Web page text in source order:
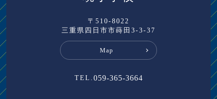
〒510-8022
三重県四日市市蒔田3-3-37
Map
TEL. 059-365-3664